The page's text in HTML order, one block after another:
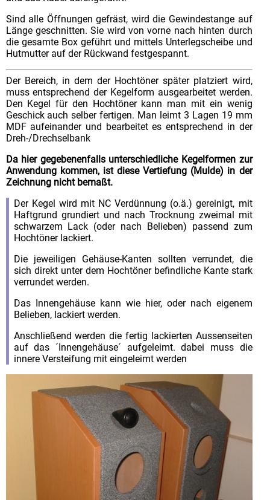
Sind alle Öffnungen gefräst, wird die Gewindestange auf
Länge geschnitten. Sie wird von vorne nach hinten durch
die gesamte Box geführt und mittels Unterlegscheibe und
Hutmutter auf der Rückwand festgespannt.
Der Bereich, in dem der Hochtöner später platziert wird,
muss entsprechend der Kegelform ausgearbeitet werden.
Den Kegel für den Hochtöner kann man mit ein wenig
Geschick auch selber fertigen. Man leimt 3 Lagen 19 mm
MDF aufeinander und bearbeitet es entsprechend in der
Dreh-/Drechselbank
Da hier gegebenenfalls unterschiedliche Kegelformen zur
Anwendung kommen, ist diese Vertiefung (Mulde) in der
Zeichnung nicht bemaßt.
Der Kegel wird mit NC Verdünnung (o.ä.) gereinigt, mit
Haftgrund grundiert und nach Trocknung zweimal mit
schwarzem Lack (oder nach Belieben) passend zum
Hochtöner lackiert.
Die jeweiligen Gehäuse-Kanten sollten verrundet, die
sich direkt unter dem Hochtöner befindliche Kante stark
verrundet werden.
Das Innengehäuse kann wie hier, oder nach eigenem
Belieben, lackiert werden.
Anschließend werden die fertig lackierten Aussenseiten
auf das ´Innengehäuse´ aufgeleimt. dabei muss die
innere Versteifung mit eingeleimt werden